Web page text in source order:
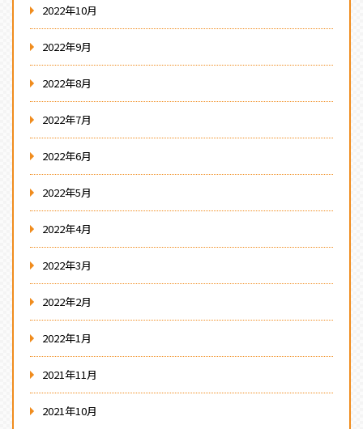
2022年10月
2022年9月
2022年8月
2022年7月
2022年6月
2022年5月
2022年4月
2022年3月
2022年2月
2022年1月
2021年11月
2021年10月